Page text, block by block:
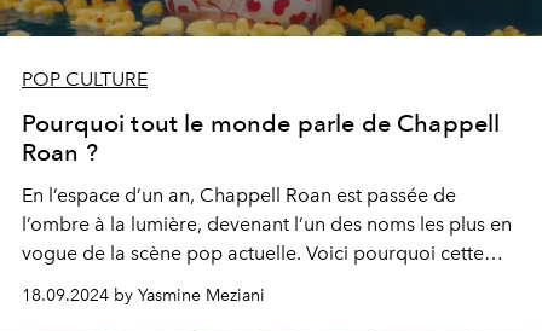
POP CULTURE
Pourquoi tout le monde parle de Chappell
Roan ?
En l’espace d’un an, Chappell Roan est passée de
l’ombre à la lumière, devenant l’un des noms les plus en
vogue de la scène pop actuelle. Voici pourquoi cette
artiste hors du commun fait tant parler d’elle.
18.09.2024 by Yasmine Meziani